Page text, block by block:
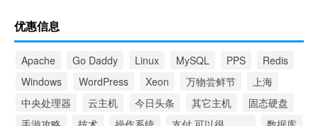
优惠信息
Apache Go Daddy Linux MySQL PPS
Redis
Windows
WordPress Xeon 万物尝鲜节
上海
中央处理器
云主机 今日头条 其它主机
固态硬盘